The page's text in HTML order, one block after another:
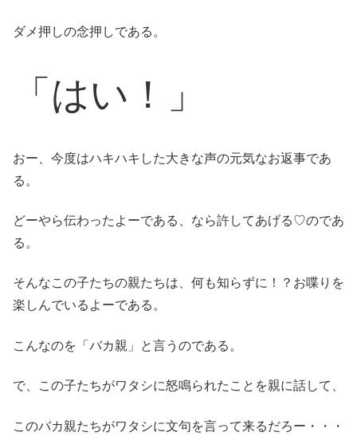
ダメ押しの念押しである。
「はい！」
おー、今度はハキハキした大きな声の元気なお返事であ
る。
どーやら伝わったよーである、なら許してあげる♡のであ
る。
そんなこの子たちの親たちは、何も知らずに！？お喋りを
楽しんでいるよーである。
こんなのを「バカ親」と言うのである。
で、この子たちがワタシに怒鳴られたことを親に話して、
このバカ親たちがワタシに文句を言って来るだろー・・・